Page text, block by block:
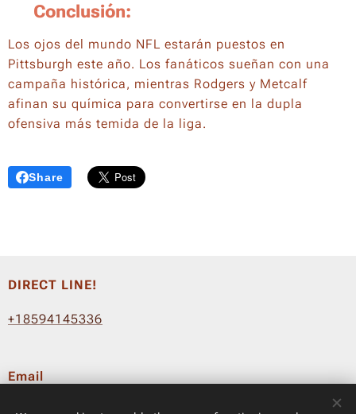
Conclusión:
Los ojos del mundo NFL estarán puestos en
Pittsburgh este año. Los fanáticos sueñan con una
campaña histórica, mientras Rodgers y Metcalf
afinan su química para convertirse en la dupla
ofensiva más temida de la liga.
Share
DIRECT LINE!
+18594145336
Email